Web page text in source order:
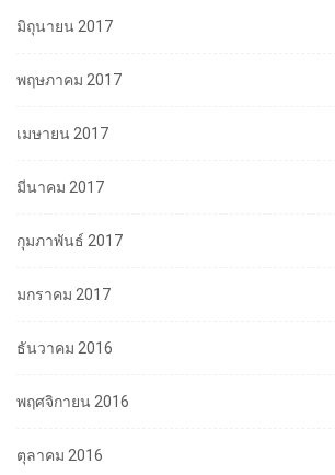
มิถุนายน 2017
พฤษภาคม 2017
เมษายน 2017
มีนาคม 2017
กุมภาพันธ์ 2017
มกราคม 2017
ธันวาคม 2016
พฤศจิกายน 2016
ตุลาคม 2016